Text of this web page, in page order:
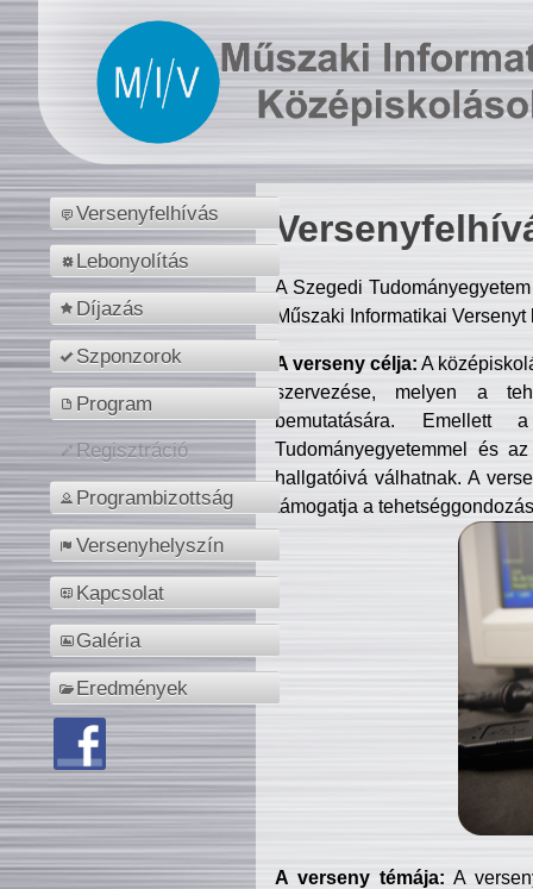
Versenyfelhívás
Lebonyolítás
Díjazás
Szponzorok
Program
Regisztráció
Programbizottság
Versenyhelyszín
Kapcsolat
Galéria
Eredmények
A Szegedi
Műszaki Informatikai
A verseny célja: A
szervezése, melyen a
bemutatására. Emellett
Tudományegyetemmel és
hallgatóivá válhatnak. A
támogatja a
A verseny témája: A